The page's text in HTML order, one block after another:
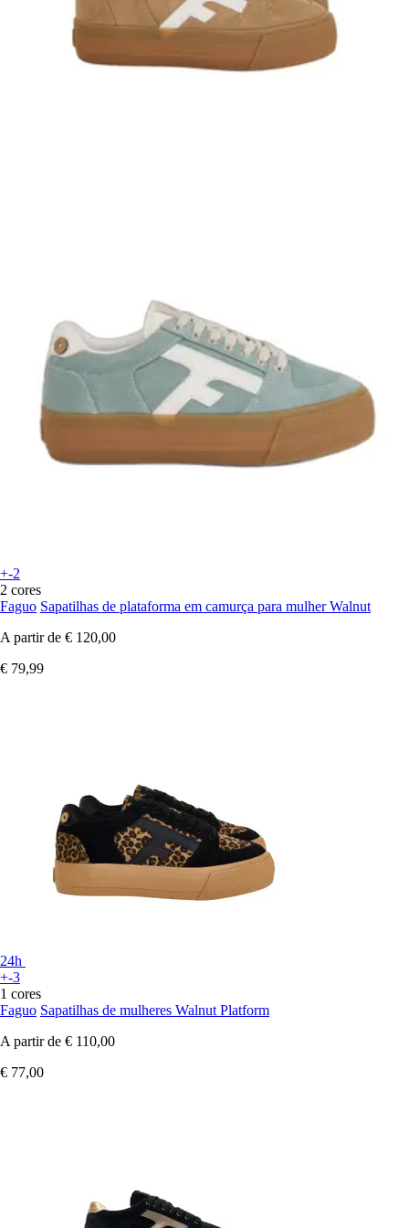
+-2
2 cores
Faguo Sapatilhas de plataforma em camurça para mulher Walnut
A partir de € 120,00
€ 79,99
24h
+-3
1 cores
Faguo Sapatilhas de mulheres Walnut Platform
A partir de € 110,00
€ 77,00